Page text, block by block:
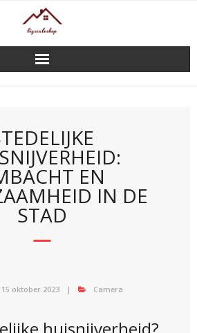
EN
IN DE
STAD
15 oktober 2023 Camera